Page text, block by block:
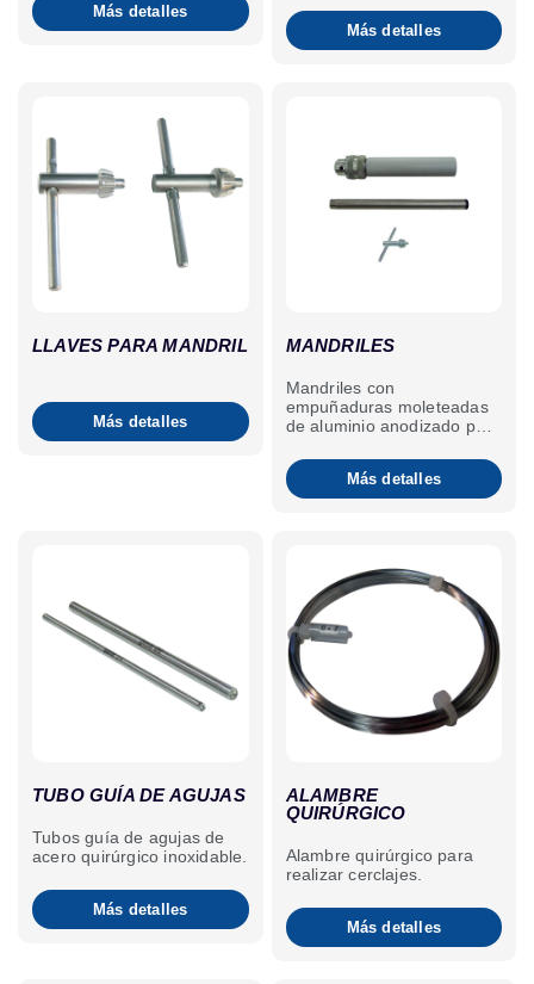
Más detalles
Más detalles
LLAVES PARA MANDRIL
Más detalles
MANDRILES
Mandriles con
empuñaduras moleteadas
de aluminio anodizado para
intramedulares de 0,8 a 8
mm de diámetro.
Más detalles
TUBO GUÍA DE AGUJAS
Tubos guía de agujas de
acero quirúrgico inoxidable.
Más detalles
ALAMBRE
QUIRÚRGICO
Alambre quirúrgico para
realizar cerclajes.
Más detalles